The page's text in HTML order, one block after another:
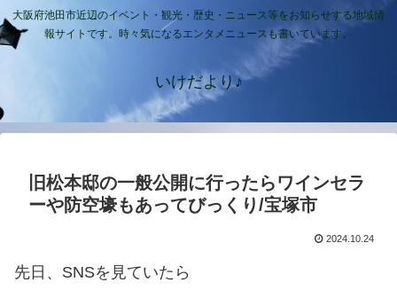
大阪府池田市近辺のイベント・観光・歴史・ニュース等をお知らせする地域情
報サイトです。時々気になるエンタメニュースも書いています。
いけだより♪
旧松本邸の一般公開に行ったらワインセラ
ーや防空壕もあってびっくり/宝塚市
2024.10.24
先日、SNSを見ていたら